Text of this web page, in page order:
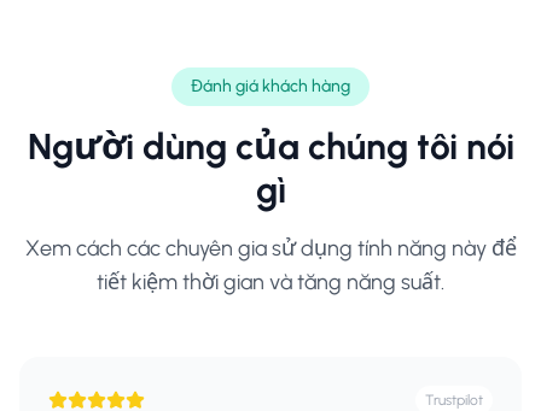
Đánh giá khách hàng
Người dùng của chúng tôi nói
gì
Xem cách các chuyên gia sử dụng tính năng này để
tiết kiệm thời gian và tăng năng suất.
Trustpilot